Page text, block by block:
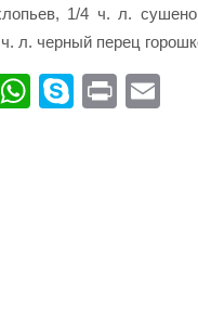
1/4 ч. л.
л. черный перец
Vi
W
S
Pr